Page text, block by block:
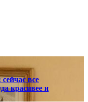
все
красивее и